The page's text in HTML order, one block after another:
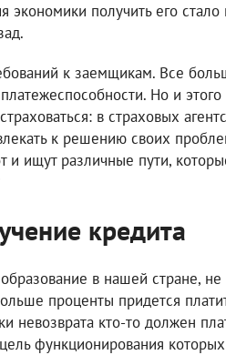
экономики получить его
к заемщикам. Все
Но и
в страховых
к решению своих
ищут различные пути,
кредита
в нашей стране,
проценты придется
невозврата кто-то должен
функционирования